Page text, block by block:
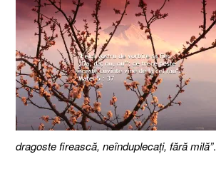
dragoste firească, neînduplecaţi, fără milă”.